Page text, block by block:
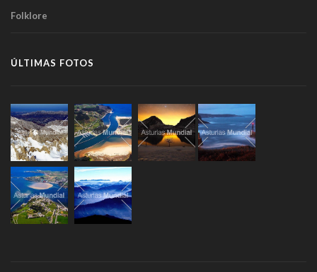
Folklore
ÚLTIMAS FOTOS